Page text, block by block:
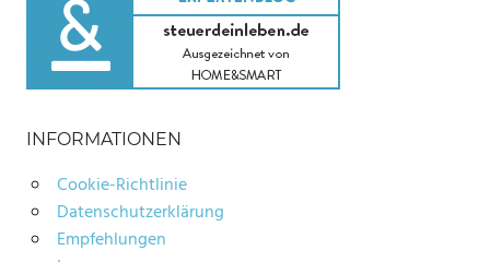
INFORMATIONEN
Cookie-Richtlinie
Datenschutzerklärung
Empfehlungen